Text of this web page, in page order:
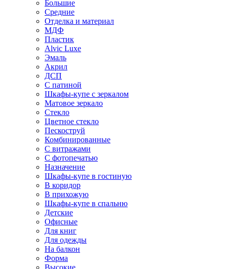
Большие
Средние
Отделка и материал
МДФ
Пластик
Alvic Luxe
Эмаль
Акрил
ДСП
С патиной
Шкафы-купе с зеркалом
Матовое зеркало
Стекло
Цветное стекло
Пескоструй
Комбинированные
С витражами
С фотопечатью
Назначение
Шкафы-купе в гостиную
В коридор
В прихожую
Шкафы-купе в спальню
Детские
Офисные
Для книг
Для одежды
На балкон
Форма
Высокие